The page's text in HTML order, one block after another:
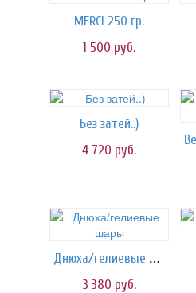
MERCI 250 гр.
1 500 руб.
Без затей..)
4 720 руб.
Днюха/гелиевые шары
3 380 руб.